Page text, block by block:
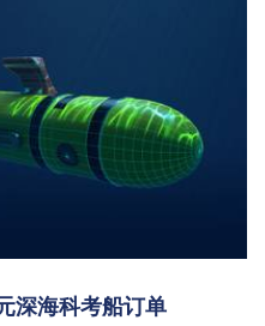
深海科考船订单